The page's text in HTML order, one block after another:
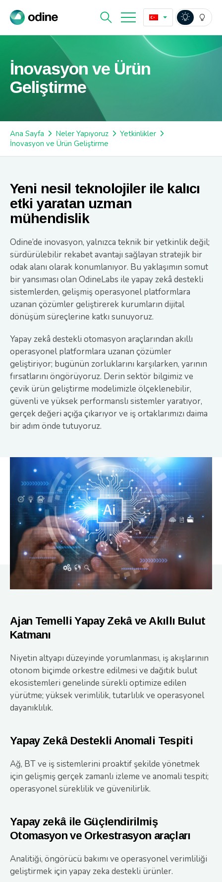
İnovasyon ve Ürün
Geliştirme
Ana Sayfa Neler Yapıyoruz
Yetkinlikler
İnovasyon ve Ürün Geliştirme
Yeni nesil teknolojiler ile kalıcı
etki yaratan uzman
mühendislik
Odine’de inovasyon, yalnızca teknik bir yetkinlik değil;
sürdürülebilir rekabet avantajı sağlayan stratejik bir
odak alanı olarak konumlanıyor. Bu yaklaşımın somut
bir yansıması olan OdineLabs ile yapay zekâ destekli
sistemlerden, gelişmiş operasyonel platformlara
uzanan çözümler geliştirerek kurumların dijital
dönüşüm süreçlerine katkı sunuyoruz.
Yapay zekâ destekli otomasyon araçlarından akıllı
operasyonel platformlara uzanan çözümler
geliştiriyor; bugünün zorluklarını karşılarken, yarının
fırsatlarını öngörüyoruz. Derin sektör bilgimiz ve
çevik ürün geliştirme modelimizle ölçeklenebilir,
güvenli ve yüksek performanslı sistemler yaratıyor,
gerçek değeri açığa çıkarıyor ve iş ortaklarımızı daima
bir adım önde tutuyoruz.
Ajan Temelli Yapay Zekâ ve Akıllı Bulut
Katmanı
Niyetin altyapı düzeyinde yorumlanması, iş akışlarının
otonom biçimde orkestre edilmesi ve dağıtık bulut
ekosistemleri genelinde sürekli optimize edilen
yürütme; yüksek verimlilik, tutarlılık ve operasyonel
dayanıklılık.
Yapay Zekâ Destekli Anomali Tespiti
Ağ, BT ve iş sistemlerini proaktif şekilde yönetmek
için gelişmiş gerçek zamanlı izleme ve anomali tespiti;
operasyonel süreklilik ve güvenilirlik.
Yapay zekâ ile Güçlendirilmiş
Otomasyon ve Orkestrasyon araçları
Analitiği, öngörücü bakımı ve operasyonel verimliliği
geliştirmek için yapay zeka destekli ürünler.